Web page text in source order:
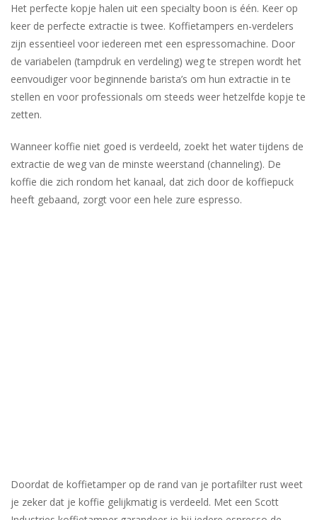
Het perfecte kopje halen uit een specialty boon is één. Keer op
keer de perfecte extractie is twee. Koffietampers en-verdelers
zijn essentieel voor iedereen met een espressomachine. Door
de variabelen (tampdruk en verdeling) weg te strepen wordt het
eenvoudiger voor beginnende barista’s om hun extractie in te
stellen en voor professionals om steeds weer hetzelfde kopje te
zetten.
Wanneer koffie niet goed is verdeeld, zoekt het water tijdens de
extractie de weg van de minste weerstand (channeling). De
koffie die zich rondom het kanaal, dat zich door de koffiepuck
heeft gebaand, zorgt voor een hele zure espresso.
Doordat de koffietamper op de rand van je portafilter rust weet
je zeker dat je koffie gelijkmatig is verdeeld. Met een Scott